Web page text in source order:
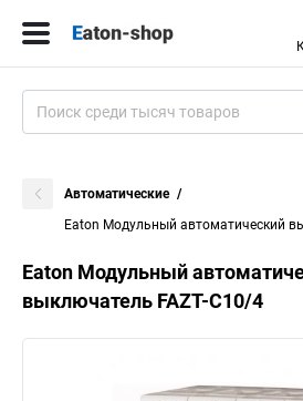
Автоматические
Eaton Модульный автоматический
Eaton Модульный
выключатель FAZT-C10/4